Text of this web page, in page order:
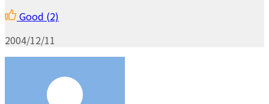
Good (2)
2004/12/11